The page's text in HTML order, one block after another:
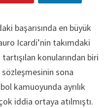
başarısında en büyük
Icardi’nin takımdaki
konularından biri
sözleşmesinin sona
kamuoyunda ayrılık
iddia ortaya atılmıştı.